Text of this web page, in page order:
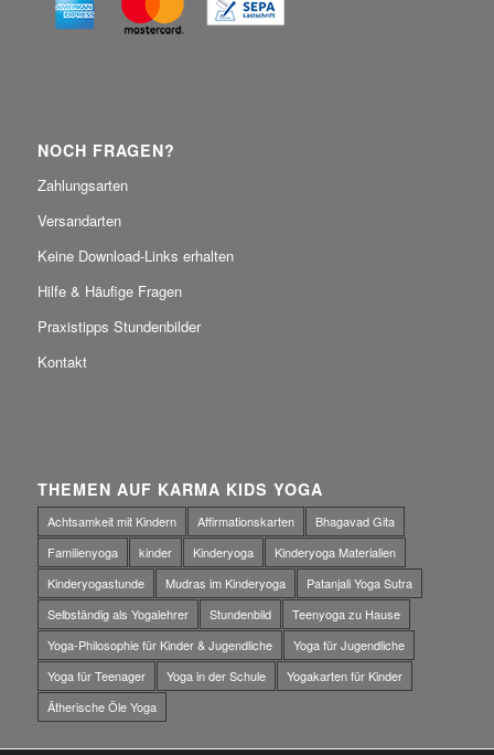
NOCH FRAGEN?
Zahlungsarten
Versandarten
Keine Download-Links erhalten
Hilfe & Häufige Fragen
Praxistipps Stundenbilder
Kontakt
THEMEN AUF KARMA KIDS YOGA
Achtsamkeit mit Kindern Affirmationskarten
Bhagavad Gita
Familienyoga
kinder Kinderyoga
Kinderyoga Materialien
Kinderyogastunde
Mudras im Kinderyoga
Patanjali Yoga Sutra
Selbständig als Yogalehrer
Stundenbild
Teenyoga zu Hause
Yoga-Philosophie für Kinder & Jugendliche
Yoga für Jugendliche
Yoga für Teenager
Yoga in der Schule
Yogakarten für Kinder
Ätherische Öle Yoga